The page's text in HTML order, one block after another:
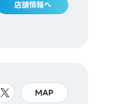
店舗情報へ
MAP